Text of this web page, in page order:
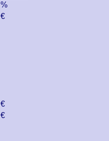
%
€
€
€